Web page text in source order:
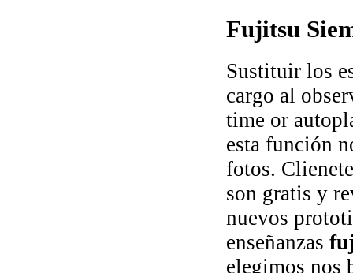
Fujitsu
Sustituir los
cargo al
time or
esta función
fotos.
son gratis y
nuevos
enseñanzas
elegimos nos